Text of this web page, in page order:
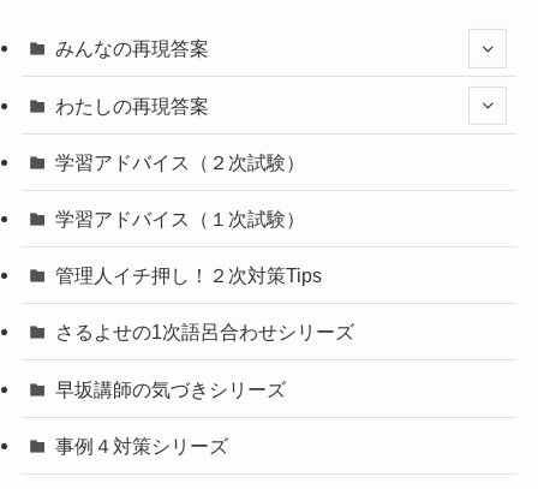
みんなの再現答案
わたしの再現答案
学習アドバイス（２次試験）
学習アドバイス（１次試験）
管理人イチ押し！２次対策Tips
さるよせの1次語呂合わせシリーズ
早坂講師の気づきシリーズ
事例４対策シリーズ